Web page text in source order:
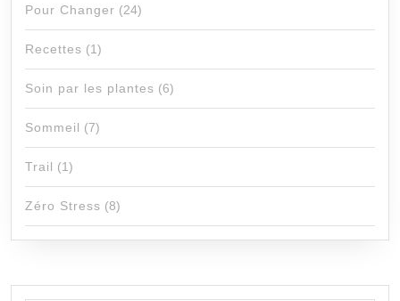
Pour Changer (24)
Recettes (1)
Soin par les plantes (6)
Sommeil (7)
Trail (1)
Zéro Stress (8)